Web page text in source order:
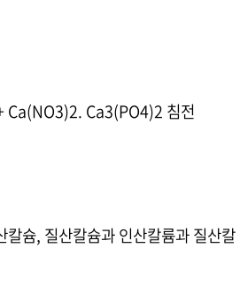
Ca(NO3)2. Ca3(PO4)2 침전
슘, 질산칼슘과 인산칼륨과 질산칼